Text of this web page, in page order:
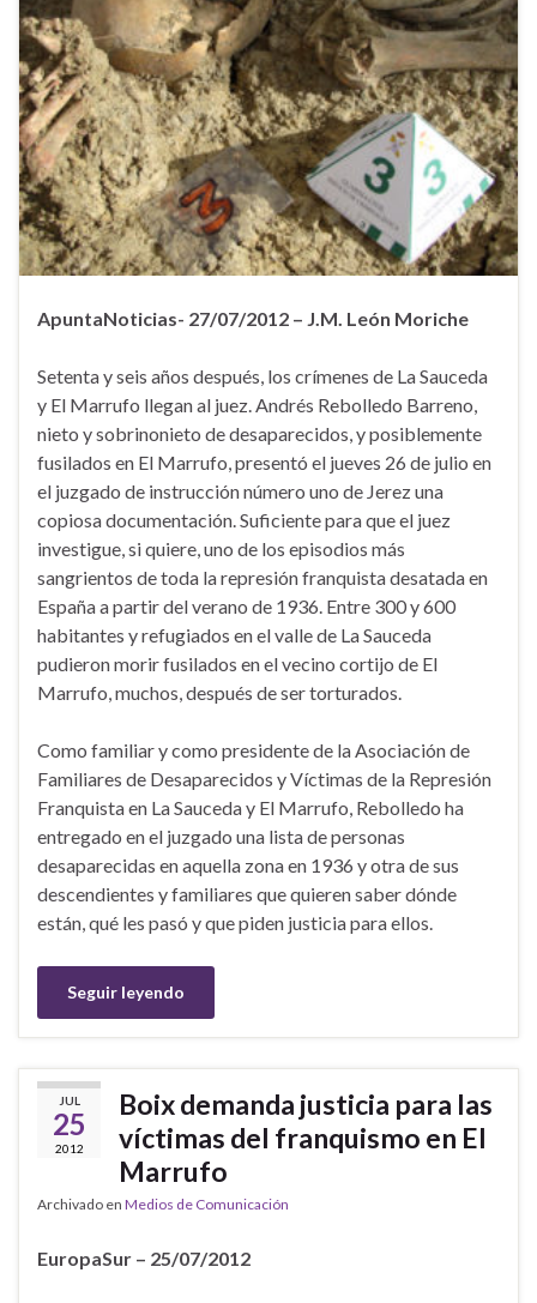
ApuntaNoticias- 27/07/2012 – J.M. León Moriche
Setenta y seis años después, los crímenes de La Sauceda
y El Marrufo llegan al juez. Andrés Rebolledo Barreno,
nieto y sobrinonieto de desaparecidos, y posiblemente
fusilados en El Marrufo, presentó el jueves 26 de julio en
el juzgado de instrucción número uno de Jerez una
copiosa documentación. Suficiente para que el juez
investigue, si quiere, uno de los episodios más
sangrientos de toda la represión franquista desatada en
España a partir del verano de 1936. Entre 300 y 600
habitantes y refugiados en el valle de La Sauceda
pudieron morir fusilados en el vecino cortijo de El
Marrufo, muchos, después de ser torturados.
Como familiar y como presidente de la Asociación de
Familiares de Desaparecidos y Víctimas de la Represión
Franquista en La Sauceda y El Marrufo, Rebolledo ha
entregado en el juzgado una lista de personas
desaparecidas en aquella zona en 1936 y otra de sus
descendientes y familiares que quieren saber dónde
están, qué les pasó y que piden justicia para ellos.
Seguir leyendo
JUL
25
2012
Boix demanda justicia para las
víctimas del franquismo en El
Marrufo
Archivado en Medios de Comunicación
EuropaSur – 25/07/2012